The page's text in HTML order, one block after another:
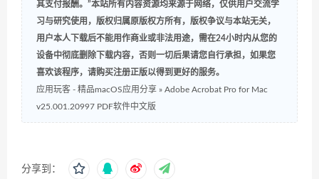
其支付报酬。”本站所有内容资源均来源于网络，仅供用户交流学
习与研究使用，版权归属原版权方所有，版权争议与本站无关，
用户本人下载后不能用作商业或非法用途，需在24小时内从您的
设备中彻底删除下载内容，否则一切后果请您自行承担，如果您
喜欢该程序，请购买注册正版以得到更好的服务。
应用玩客 - 精品macOS应用分享 » Adob​​e Acrobat Pro for Mac
v25.001.20997 PDF软件中文版
分享到：